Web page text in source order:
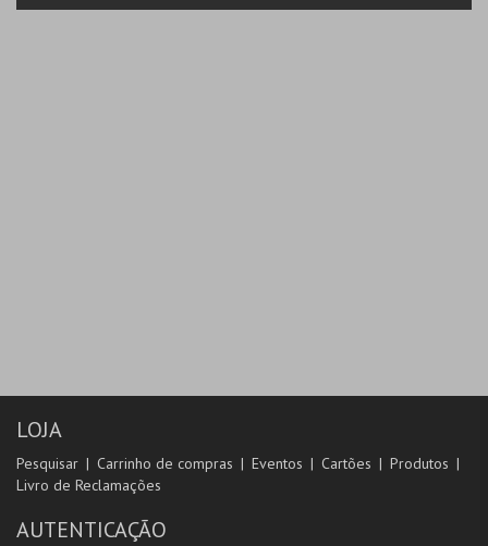
LOJA
Pesquisar Carrinho de compras Eventos Cartões
Produtos
Livro de Reclamações
AUTENTICAÇÃO